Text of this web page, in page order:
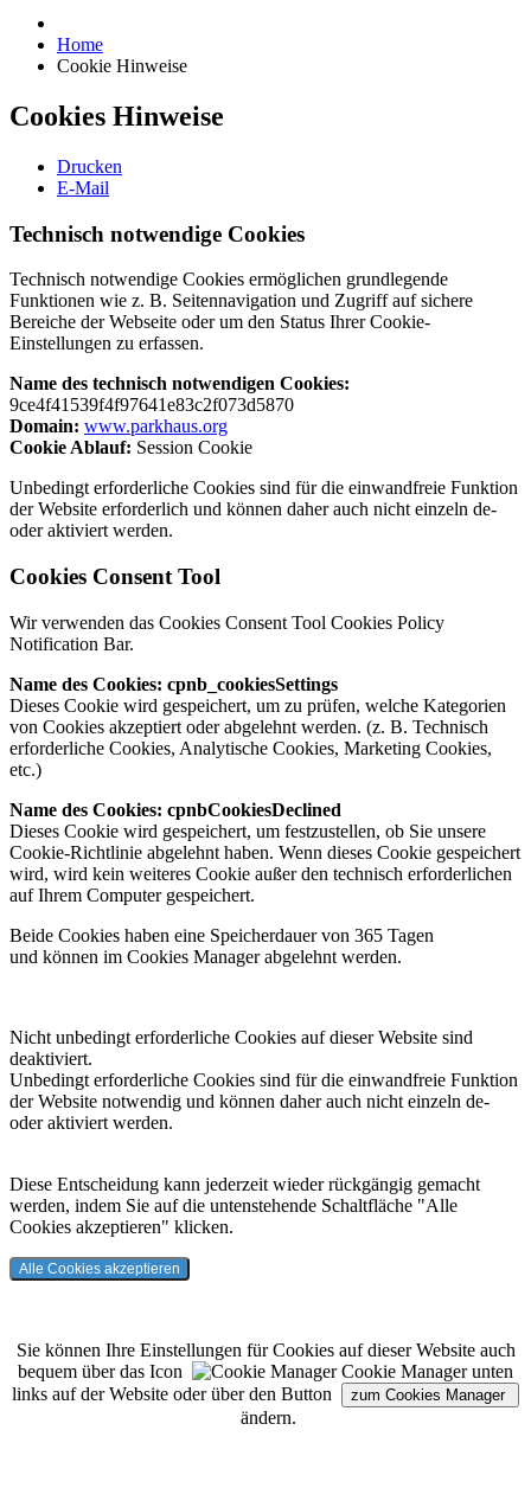
Home
Cookie Hinweise
Cookies Hinweise
Drucken
E-Mail
Technisch notwendige Cookies
Technisch notwendige Cookies ermöglichen grundlegende
Funktionen wie z. B. Seitennavigation und Zugriff auf sichere
Bereiche der Webseite oder um den Status Ihrer Cookie-
Einstellungen zu erfassen.
Name des technisch notwendigen Cookies:
9ce4f41539f4f97641e83c2f073d5870
Domain: www.parkhaus.org
Cookie Ablauf: Session Cookie
Unbedingt erforderliche Cookies sind für die einwandfreie Funktion
der Website erforderlich und können daher auch nicht einzeln de-
oder aktiviert werden.
Cookies Consent Tool
Wir verwenden das Cookies Consent Tool Cookies Policy
Notification Bar.
Name des Cookies: cpnb_cookiesSettings
Dieses Cookie wird gespeichert, um zu prüfen, welche Kategorien
von Cookies akzeptiert oder abgelehnt werden. (z. B. Technisch
erforderliche Cookies, Analytische Cookies, Marketing Cookies,
etc.)
Name des Cookies: cpnbCookiesDeclined
Dieses Cookie wird gespeichert, um festzustellen, ob Sie unsere
Cookie-Richtlinie abgelehnt haben. Wenn dieses Cookie gespeichert
wird, wird kein weiteres Cookie außer den technisch erforderlichen
auf Ihrem Computer gespeichert.
Beide Cookies haben eine Speicherdauer von 365 Tagen
und können im Cookies Manager abgelehnt werden.
Nicht unbedingt erforderliche Cookies auf dieser Website sind
deaktiviert.
Unbedingt erforderliche Cookies sind für die einwandfreie Funktion
der Website notwendig und können daher auch nicht einzeln de-
oder aktiviert werden.
Diese Entscheidung kann jederzeit wieder rückgängig gemacht
werden, indem Sie auf die untenstehende Schaltfläche "Alle
Cookies akzeptieren" klicken.
Alle Cookies akzeptieren
Sie können Ihre Einstellungen für Cookies auf dieser Website auch
bequem über das Icon
Cookie Manager unten
links auf der Website oder über den Button
zum Cookies Manager
ändern.